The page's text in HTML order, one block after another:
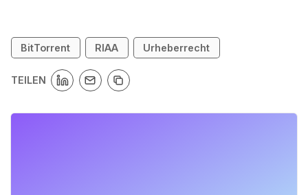
BitTorrent RIAA Urheberrecht
TEILEN